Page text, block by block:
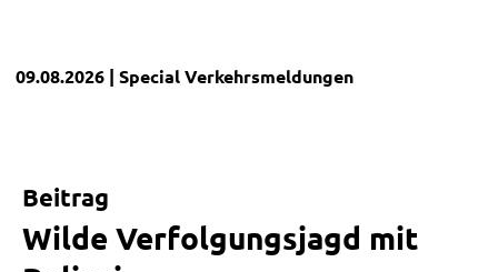
09.08.2026 | SpecialVerkehrsmeldungen
Beitrag
Wilde Verfolgungsjagd mit